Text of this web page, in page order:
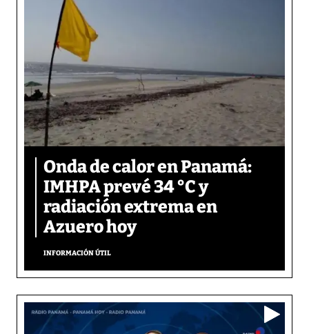
Onda de calor en Panamá:
IMHPA prevé 34 °C y
radiación extrema en
Azuero hoy
INFORMACIÓN ÚTIL